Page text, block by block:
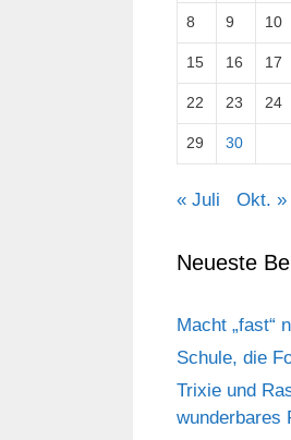
8 9 10
15 16 17
22 23 24
29 30
« Juli Okt. »
Neueste
Macht „fast“
Schule, die
Trixie und
wunderbares